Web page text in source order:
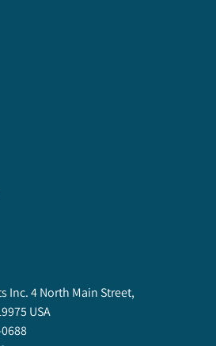
Inc. 4 North Main Street,
USA